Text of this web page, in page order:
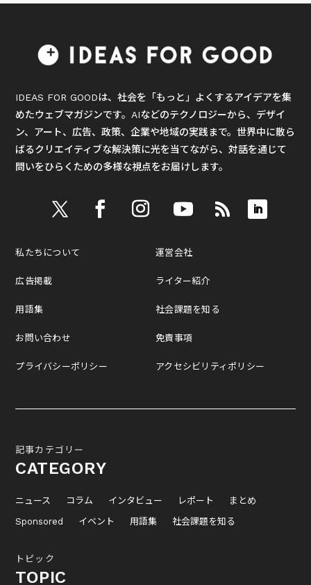
IDEAS FOR GOODは、社会を「もっと」よくするアイデアを集
めたウェブマガジンです。AIなどのテクノロジーから、デザイ
ン、アート、広告、政策、企業や地域の実践まで。世界中に散ら
ばるクリエイティブな解決策に光を当てながら、対話を通じて
問いをひらくための多様な視点をお届けします。
私たちについて
広告掲載
用語集
お問い合わせ
プライバシーポリシー
運営会社
ライター紹介
社会課題を知る
免責事項
アクセシビリティポリシー
記事カテゴリー
CATEGORY
ニュース コラム インタビュー レポート
まとめ
Sponsored
イベント 用語集 社会課題を知る
トピック
TOPIC